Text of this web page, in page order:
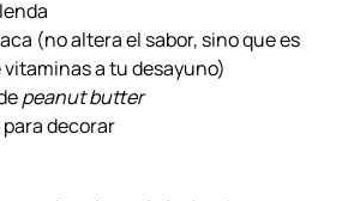
de almendra
de almendras
(no altera el sabor, sino que es
a tu desayuno)